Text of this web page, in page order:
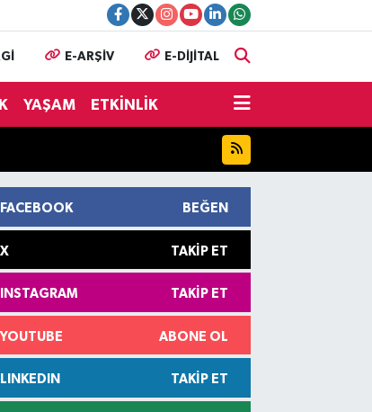
E-ARŞİV E-DİJİTAL
YAŞAM ETKİNLİK
FACEBOOK BEĞEN
X TAKIP ET
INSTAGRAM TAKIP ET
YOUTUBE ABONE OL
LINKEDIN TAKIP ET